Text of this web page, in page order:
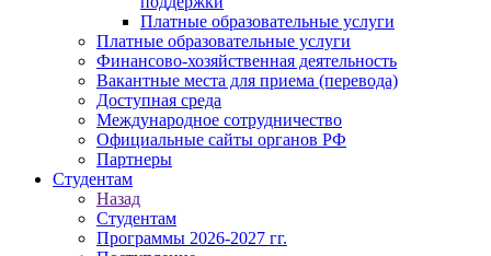
Платные образовательные услуги
Платные образовательные услуги
Финансово-хозяйственная деятельность
Вакантные места для приема (перевода)
Доступная среда
Международное сотрудничество
Официальные сайты органов РФ
Партнеры
Студентам
Назад
Студентам
Программы 2026-2027 гг.